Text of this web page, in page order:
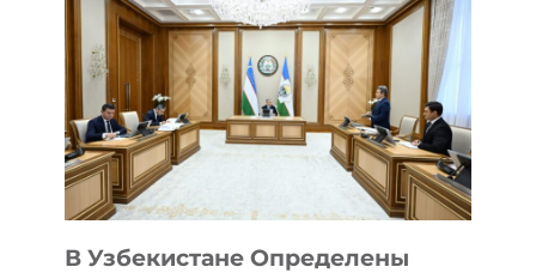
C
ПАРТНЕРАМИ
В Узбекистане Определены